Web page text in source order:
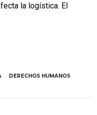
la logística. El
DERECHOS HUMANOS